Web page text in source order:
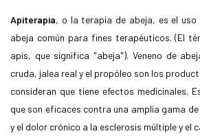
Apiterapia, o la terapia de abeja, es el
abeja común para fines terapéuticos. (El
apis, que significa "abeja"). Veneno de
cruda, jalea real y el propóleo son los
consideran que tiene efectos medicinales.
que son eficaces contra una amplia gama
y el dolor crónico a la esclerosis múltiple y el